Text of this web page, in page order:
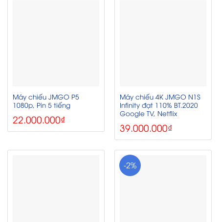
Máy chiếu JMGO P5
1080p, Pin 5 tiếng
22.000.000₫
Máy chiếu 4K JMGO N1S
Infinity đạt 110% BT.2020
Google TV, Netflix
39.000.000₫
-2%